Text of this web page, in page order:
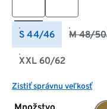
S 44/46 M 48/50
XXL 60/62
Zistiť správnu veľkosť